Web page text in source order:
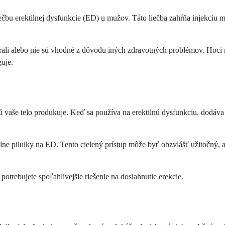
erektilnej dysfunkcie (ED) u mužov. Táto liečba zahŕňa injekciu
alebo nie sú vhodné z dôvodu iných zdravotných problémov.
telo produkuje. Keď sa používa na erektilnú dysfunkciu,
pilulky na ED. Tento cielený prístup môže byť obzvlášť užitočný,
spoľahlivejšie riešenie na dosiahnutie erekcie.